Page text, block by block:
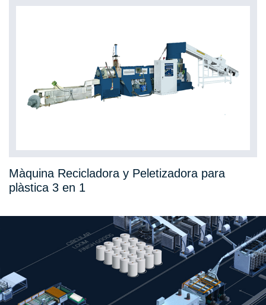
Màquina Recicladora y Peletizadora para
plàstica 3 en 1